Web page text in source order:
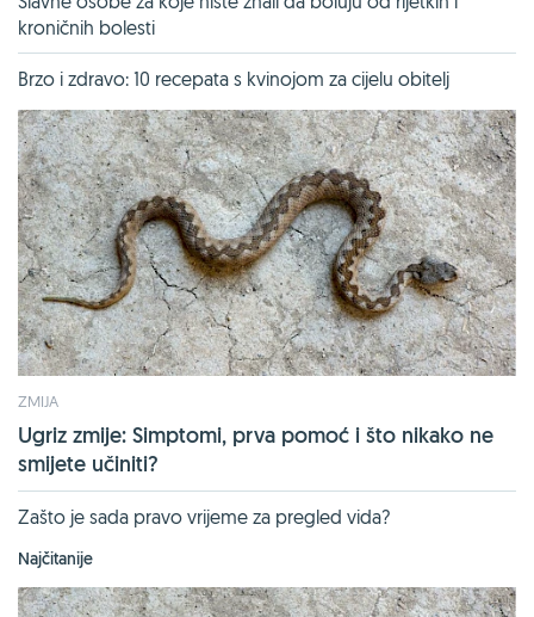
kroničnih bolesti
Brzo i zdravo: 10 recepata s kvinojom za cijelu obitelj
ZMIJA
Ugriz zmije: Simptomi, prva pomoć i što nikako ne
smijete učiniti?
Zašto je sada pravo vrijeme za pregled vida?
Najčitanije